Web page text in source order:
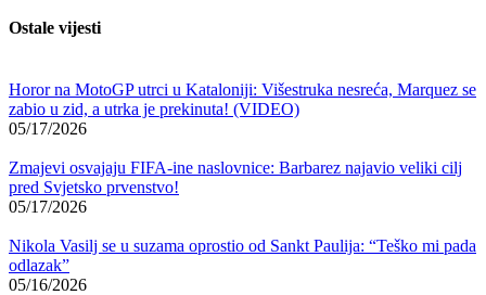
Ostale vijesti
Horor na MotoGP utrci u Kataloniji: Višestruka nesreća, Marquez se
zabio u zid, a utrka je prekinuta! (VIDEO)
05/17/2026
Zmajevi osvajaju FIFA-ine naslovnice: Barbarez najavio veliki cilj
pred Svjetsko prvenstvo!
05/17/2026
Nikola Vasilj se u suzama oprostio od Sankt Paulija: “Teško mi pada
odlazak”
05/16/2026